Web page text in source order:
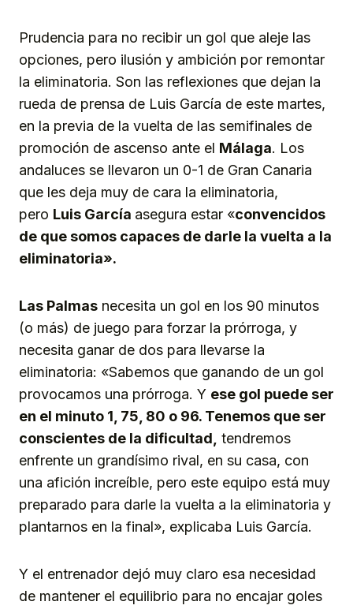
Prudencia para no recibir un gol que aleje las
opciones, pero ilusión y ambición por remontar
la eliminatoria. Son las reflexiones que dejan la
rueda de prensa de Luis García de este martes,
en la previa de la vuelta de las semifinales de
promoción de ascenso ante el Málaga. Los
andaluces se llevaron un 0-1 de Gran Canaria
que les deja muy de cara la eliminatoria,
pero Luis García asegura estar «convencidos
de que somos capaces de darle la vuelta a la
eliminatoria».
Las Palmas necesita un gol en los 90 minutos
(o más) de juego para forzar la prórroga, y
necesita ganar de dos para llevarse la
eliminatoria: «Sabemos que ganando de un gol
provocamos una prórroga. Y ese gol puede ser
en el minuto 1, 75, 80 o 96. Tenemos que ser
conscientes de la dificultad, tendremos
enfrente un grandísimo rival, en su casa, con
una afición increíble, pero este equipo está muy
preparado para darle la vuelta a la eliminatoria y
plantarnos en la final», explicaba Luis García.
Y el entrenador dejó muy claro esa necesidad
de mantener el equilibrio para no encajar goles